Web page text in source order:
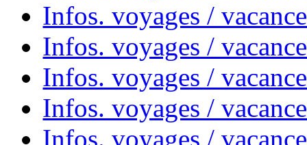
Infos. voyages /
Infos. voyages /
Infos. voyages /
Infos. voyages /
Infos. voyages /